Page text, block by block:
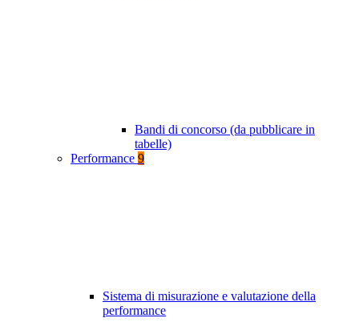
Bandi di concorso (da pubblicare in
tabelle)
Performance 9
Sistema di misurazione e valutazione della
performance